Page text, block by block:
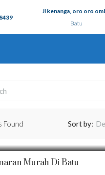
Jl kenanga, oro oro
Batu
Found Sort by:
Murah Di Batu